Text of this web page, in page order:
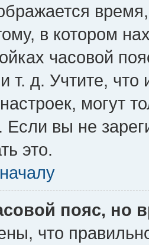
в котором
часовой
т. д. Учтите, что
могут
Если вы не
это.
пояс, но
что